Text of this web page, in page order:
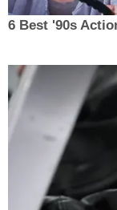
6 Best '90s